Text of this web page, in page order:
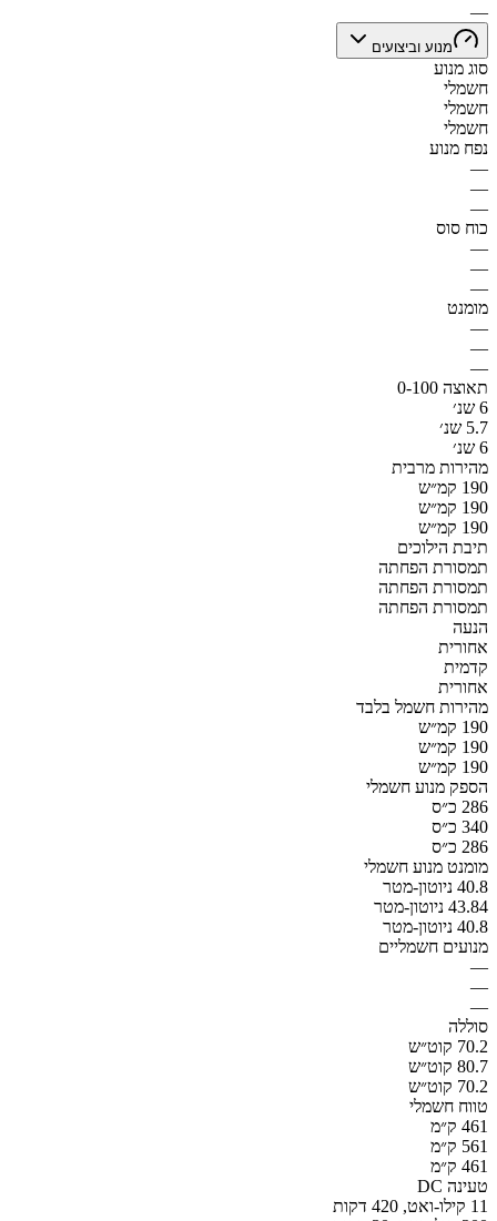
—
מנוע וביצועים
סוג מנוע
חשמלי
חשמלי
חשמלי
נפח מנוע
—
—
—
כוח סוס
—
—
—
מומנט
—
—
—
תאוצה 0-100
6 שנ׳
5.7 שנ׳
6 שנ׳
מהירות מרבית
190 קמ״ש
190 קמ״ש
190 קמ״ש
תיבת הילוכים
תמסורת הפחתה
תמסורת הפחתה
תמסורת הפחתה
הנעה
אחורית
קדמית
אחורית
מהירות חשמל בלבד
190 קמ״ש
190 קמ״ש
190 קמ״ש
הספק מנוע חשמלי
286 כ״ס
340 כ״ס
286 כ״ס
מומנט מנוע חשמלי
40.8 ניוטון-מטר
43.84 ניוטון-מטר
40.8 ניוטון-מטר
מנועים חשמליים
—
—
—
סוללה
70.2 קוט״ש
80.7 קוט״ש
70.2 קוט״ש
טווח חשמלי
461 ק״מ
561 ק״מ
461 ק״מ
טעינה DC
11 קילו-ואט, 420 דקות